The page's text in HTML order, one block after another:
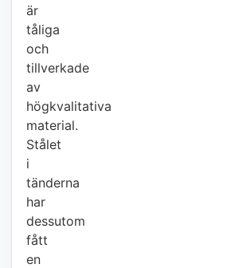
är
tåliga
och
tillverkade
av
högkvalitativa
material.
Stålet
i
tänderna
har
dessutom
fått
en